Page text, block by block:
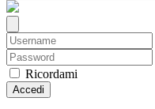
Ricordami
Accedi